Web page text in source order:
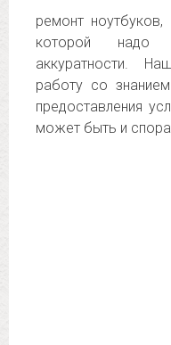
ремонт
которой надо
аккуратности.
работу со
предоставления
может быть и